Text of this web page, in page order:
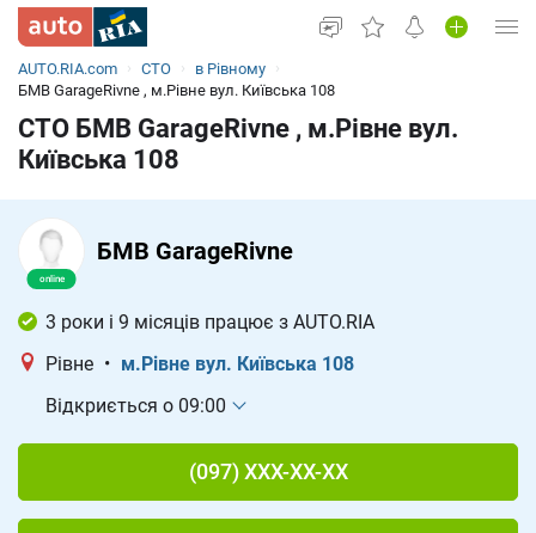
Увійти в кабінет
Вживані авто
Новини
Все для авто
AUTO.RIA.com СТО
в Рівному
БМВ GarageRivne , м.Рівне вул. Київська 108
СТО БМВ GarageRivne , м.Рівне вул.
Київська 108
БМВ GarageRivne
3 роки і 9 місяців працює з AUTO.RIA
Рівне • м.Рівне вул. Київська 108
Відкриється о 09:00
(097) XXX-XX-XX